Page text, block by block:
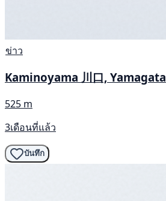
ข่าว
Kaminoyama 川口, Yamagata
525 m
3เดือนที่แล้ว
บันทึก